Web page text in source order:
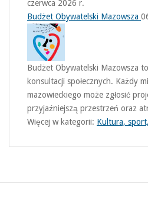
czerwca 2026 r.
Budżet Obywatelski Mazowsza
Budżet Obywatelski Mazowsza
konsultacji społecznych. Każdy
mazowieckiego może zgłosić
przyjaźniejszą przestrzeń oraz
Więcej w kategorii: Kultura,